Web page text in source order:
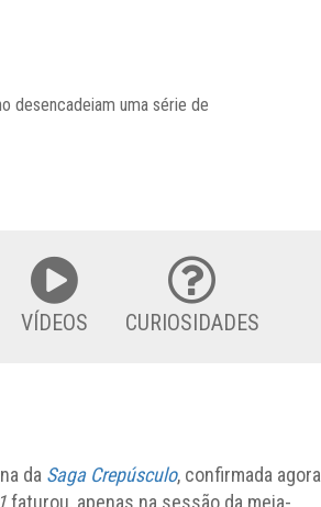
desencadeiam uma série de
VÍDEOS CURIOSIDADES
da Saga Crepúsculo, confirmada agora
faturou, apenas na sessão da meia-